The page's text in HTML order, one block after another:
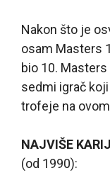
Nakon što je
osam Masters
bio 10.
sedmi igrač
trofeje na
NAJVIŠE
(od 1990):